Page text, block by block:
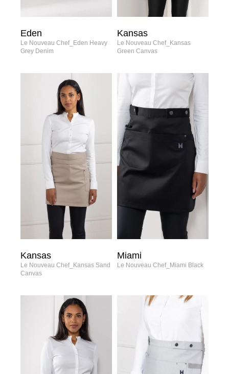
Eden
Le Nouveau Chef_Eden Heavy
Grey Denim
Kansas
Le Nouveau Chef_Kansas
Green Canvas
Kansas
Le Nouveau Chef_Kansas Sand
Canvas
Miami
Le Nouveau Chef_Miami Black